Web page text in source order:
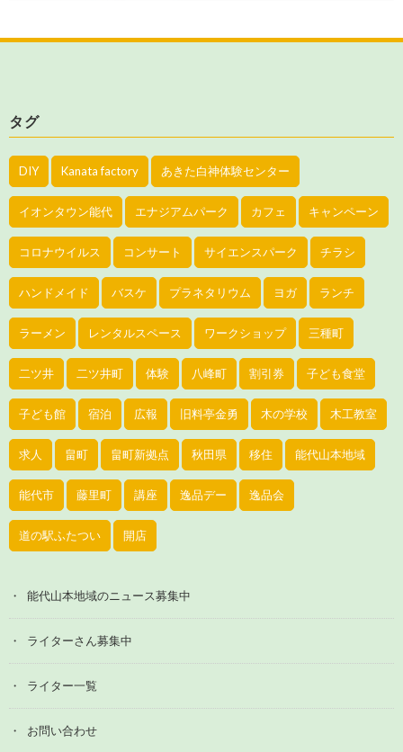
タグ
DIY Kanata factory あきた白神体験センター
イオンタウン能代 エナジアムパーク カフェ キャンペーン
コロナウイルス コンサート サイエンスパーク チラシ
ハンドメイド バスケ プラネタリウム ヨガ ランチ
ラーメン レンタルスペース ワークショップ 三種町
二ツ井 二ツ井町 体験 八峰町 割引券 子ども食堂
子ども館 宿泊 広報 旧料亭金勇 木の学校 木工教室
求人 畠町 畠町新拠点 秋田県 移住 能代山本地域
能代市 藤里町 講座 逸品デー 逸品会
道の駅ふたつい 開店
能代山本地域のニュース募集中
ライターさん募集中
ライター一覧
お問い合わせ